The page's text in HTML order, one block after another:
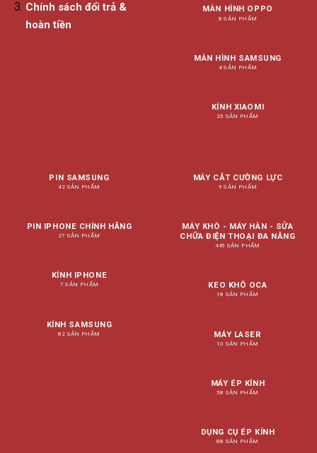
Chính sách đổi trả &
hoàn tiền
MÀN HÌNH OPPO
8 SẢN PHẨM
MÀN HÌNH SAMSUNG
4 SẢN PHẨM
KÍNH XIAOMI
25 SẢN PHẨM
PIN SAMSUNG
42 SẢN PHẨM
PIN IPHONE CHÍNH HÃNG
27 SẢN PHẨM
KÍNH IPHONE
7 SẢN PHẨM
KÍNH SAMSUNG
82 SẢN PHẨM
MÁY CẮT CƯỜNG LỰC
9 SẢN PHẨM
MÁY KHÒ - MÁY HÀN - SỬA
CHỮA ĐIỆN THOẠI ĐA NĂNG
445 SẢN PHẨM
KEO KHÔ OCA
18 SẢN PHẨM
MÁY LASER
10 SẢN PHẨM
MÁY ÉP KÍNH
58 SẢN PHẨM
DỤNG CỤ ÉP KÍNH
88 SẢN PHẨM